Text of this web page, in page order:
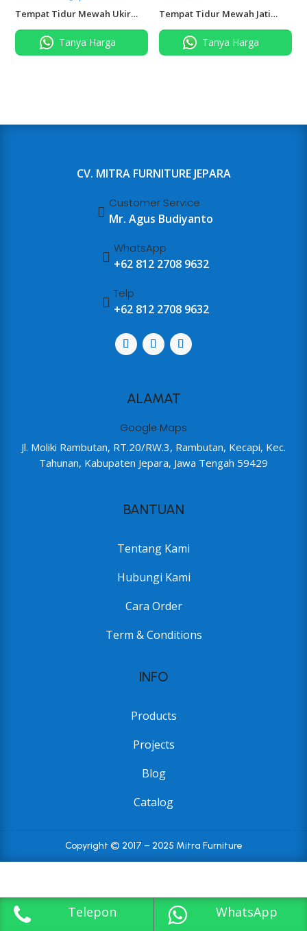
Tempat Tidur Mewah Ukir
Tanya Harga
Tempat Tidur Mewah Jati
Tanya Harga
CV. MITRA FURNITURE JEPARA

Customer Service
Mr. Agus Budiyanto

WhatsApp
+62 812 2708 9632

Telp
+62 812 2708 9632
ALAMAT
Google Maps
Jl. Moliki Rambutan, RT.20/RW.3, Rambutan, Kecapi, Kec.
Tahunan, Kabupaten Jepara, Jawa Tengah 59429
BANTUAN
Tentang Kami
Hubungi Kami
Cara Order
Term & Conditions
INFO
Products
Projects
Blog
Catalog
Copyright © 2017 – 2025 Mitra Furniture
Telepon WhatsApp